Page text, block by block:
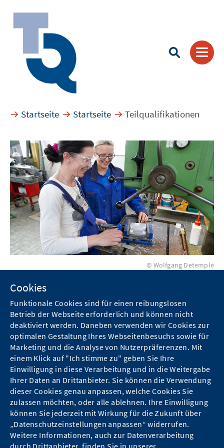
Suchbegriff eingeben
Startseite Startseite Teilqualifikationen
© Wolfgang Detemple
Teilqualifikationen
Kontakt
Hinweise zum Datenschutz
Cookies
Funktionale Cookies sind für einen reibungslosen
Betrieb der Webseite erforderlich und können nicht
deaktiviert werden. Daneben verwenden wir Cookies zur
optimalen Gestaltung Ihres Webseitenbesuchs sowie für
Marketing und die Analyse von Nutzerpräferenzen. Mit
einem Klick auf "Ich stimme zu" geben Sie Ihre
Einwilligung in diese Verarbeitung und in die Weitergabe
Ihrer Daten an Drittanbieter. Sie können die Verwendung
dieser Cookies genau anpassen, welche Cookies Sie
zulassen möchten, oder alle ablehnen. Ihre Einwilligung
können Sie jederzeit mit Wirkung für die Zukunft über
„Datenschutzeinstellungen anpassen“ widerrufen.
Weitere Informationen, auch zur Datenverarbeitung
durch Drittanbieter, finden Sie in unserer